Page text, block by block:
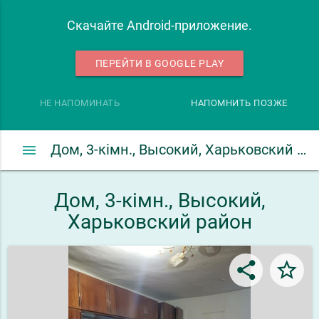
Скачайте Android-приложение.
ПЕРЕЙТИ В GOOGLE PLAY
НЕ НАПОМИНАТЬ НАПОМНИТЬ ПОЗЖЕ
Дом, 3-кімн., Высокий, Харьковский район
menu
Дом, 3-кімн., Высокий,
Харьковский район
share star_border